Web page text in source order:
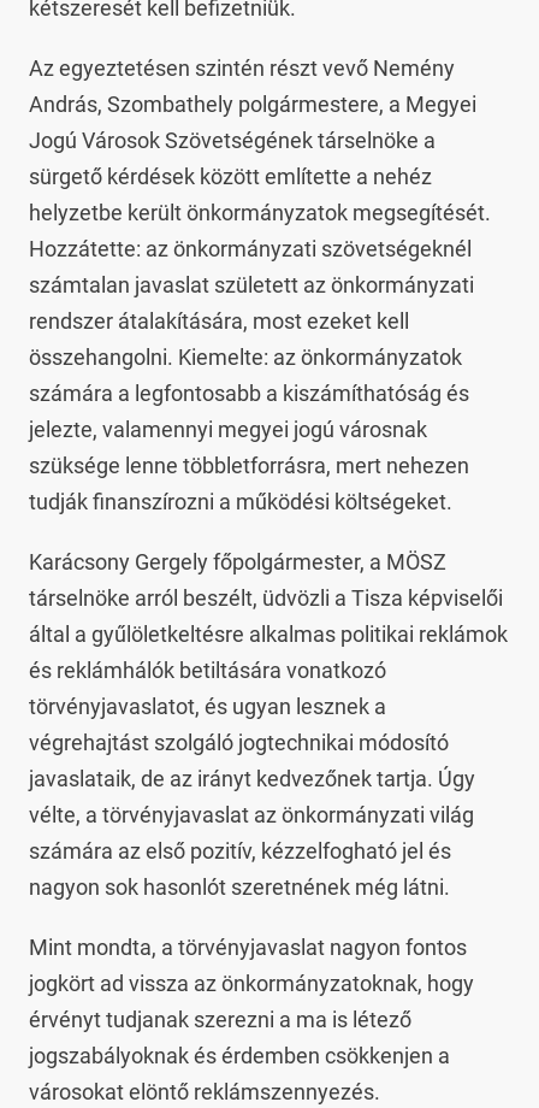
kétszeresét kell befizetniük.
Az egyeztetésen szintén részt vevő Nemény
András, Szombathely polgármestere, a Megyei
Jogú Városok Szövetségének társelnöke a
sürgető kérdések között említette a nehéz
helyzetbe került önkormányzatok megsegítését.
Hozzátette: az önkormányzati szövetségeknél
számtalan javaslat született az önkormányzati
rendszer átalakítására, most ezeket kell
összehangolni. Kiemelte: az önkormányzatok
számára a legfontosabb a kiszámíthatóság és
jelezte, valamennyi megyei jogú városnak
szüksége lenne többletforrásra, mert nehezen
tudják finanszírozni a működési költségeket.
Karácsony Gergely főpolgármester, a MÖSZ
társelnöke arról beszélt, üdvözli a Tisza képviselői
által a gyűlöletkeltésre alkalmas politikai reklámok
és reklámhálók betiltására vonatkozó
törvényjavaslatot, és ugyan lesznek a
végrehajtást szolgáló jogtechnikai módosító
javaslataik, de az irányt kedvezőnek tartja. Úgy
vélte, a törvényjavaslat az önkormányzati világ
számára az első pozitív, kézzelfogható jel és
nagyon sok hasonlót szeretnének még látni.
Mint mondta, a törvényjavaslat nagyon fontos
jogkört ad vissza az önkormányzatoknak, hogy
érvényt tudjanak szerezni a ma is létező
jogszabályoknak és érdemben csökkenjen a
városokat elöntő reklámszennyezés.